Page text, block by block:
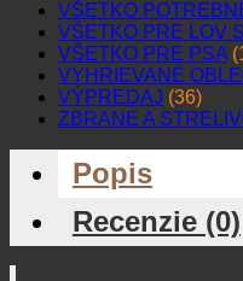
VŠETKO
VŠETKO PRE LOV
VŠETKO PRE PSA
VYHRIEVANÉ
VÝPREDAJ (36)
ZBRANE A
Popis
Recenzie (0)